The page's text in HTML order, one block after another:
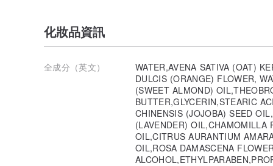
化妝品資訊
全成分（英文）
WATER,AVENA SATIVA (OAT)
DULCIS (ORANGE) FLOWER,
(SWEET ALMOND)
BUTTER,GLYCERIN,STEARIC
CHINENSIS (JOJOBA) SEED
(LAVENDER) OIL,CHAMOMILLA
OIL,CITRUS AURANTIUM
OIL,ROSA DAMASCENA